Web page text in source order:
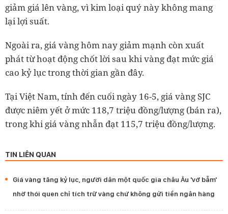
giảm giá lên vàng, vì kim loại quý này không mang
lại lợi suất.
Ngoài ra, giá vàng hôm nay giảm mạnh còn xuất
phát từ hoạt động chốt lời sau khi vàng đạt mức giá
cao kỷ lục trong thời gian gần đây.
Tại Việt Nam, tính đến cuối ngày 16-5, giá vàng SJC
được niêm yết ở mức 118,7 triệu đồng/lượng (bán ra),
trong khi giá vàng nhẫn đạt 115,7 triệu đồng/lượng.
TIN LIÊN QUAN
Giá vàng tăng kỷ lục, người dân một quốc gia châu Âu 'vớ bẫm'
nhờ thói quen chỉ tích trữ vàng chứ không gửi tiền ngân hàng